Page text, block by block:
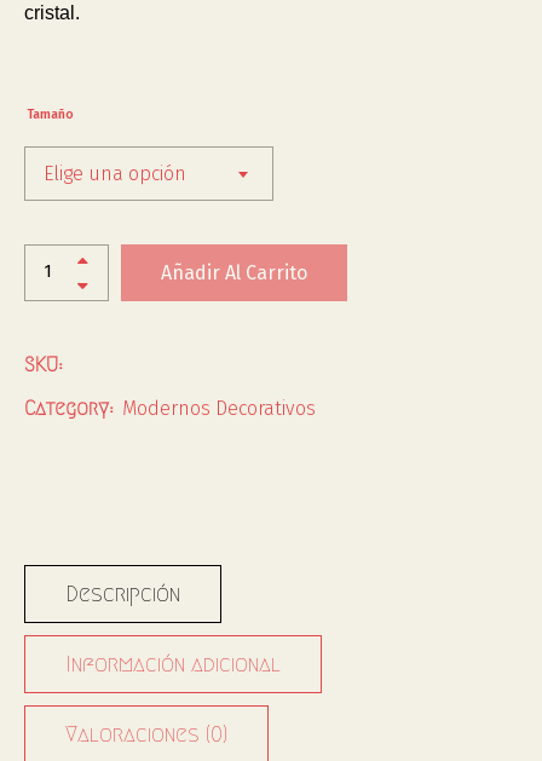
cristal.
Tamaño
Elige una opción
Añadir Al Carrito
SKU:
Category: Modernos Decorativos
Descripción
Información adicional
Valoraciones (0)